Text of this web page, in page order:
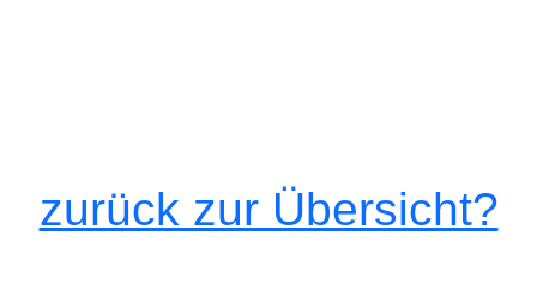
zurück zur Übersicht?